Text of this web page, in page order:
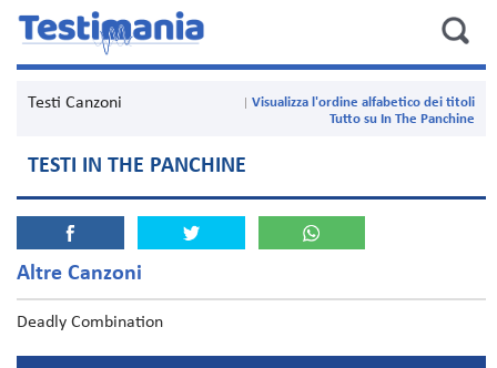
Testi Canzoni
Visualizza l'ordine alfabetico dei titoli
Tutto su In The Panchine
TESTI IN THE PANCHINE
Altre Canzoni
Deadly Combination